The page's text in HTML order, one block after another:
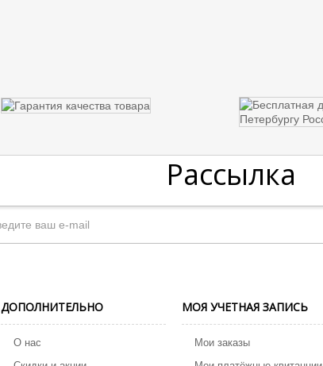
Рассылка
ДОПОЛНИТЕЛЬНО
О нас
МОЯ УЧЕТНАЯ ЗАПИСЬ
Мои заказы